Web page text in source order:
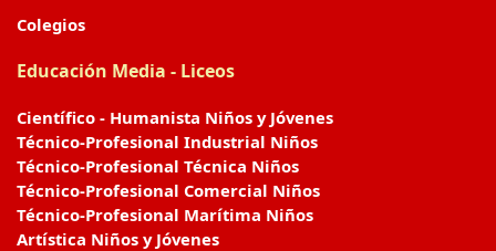
Colegios
Educación Media - Liceos
Científico - Humanista Niños y Jóvenes
Técnico-Profesional Industrial Niños
Técnico-Profesional Técnica Niños
Técnico-Profesional Comercial Niños
Técnico-Profesional Marítima Niños
Artística Niños y Jóvenes